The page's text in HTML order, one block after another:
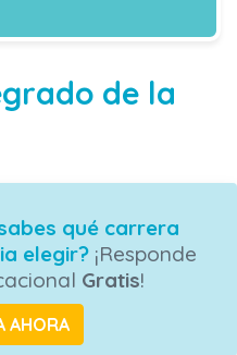
de la
qué carrera
elegir?¡Responde
Gratis!
AHORA